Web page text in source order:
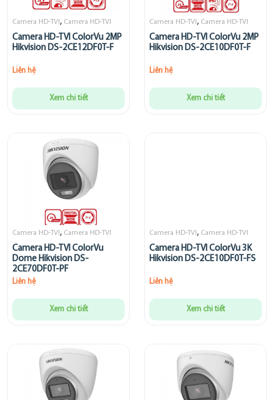
Camera HD-TVI , Camera HD-TVI
Camera HD-TVI ColorVu 2MP
Hikvision DS-2CE12DF0T-F
Liên hệ
Xem chi tiết
Camera HD-TVI , Camera HD-TVI
Camera HD-TVI ColorVu 2MP
Hikvision DS-2CE10DF0T-F
Liên hệ
Xem chi tiết
Camera HD-TVI , Camera HD-TVI
Camera HD-TVI ColorVu
Dome Hikvision DS-
2CE70DF0T-PF
Liên hệ
Xem chi tiết
Camera HD-TVI , Camera HD-TVI
Camera HD-TVI ColorVu 3K
Hikvision DS-2CE10DF0T-FS
Liên hệ
Xem chi tiết